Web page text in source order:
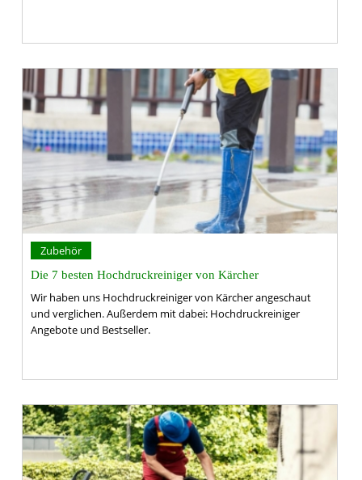
Zubehör
Die 7 besten Hochdruckreiniger von Kärcher
Wir haben uns Hochdruckreiniger von Kärcher angeschaut
und verglichen. Außerdem mit dabei: Hochdruckreiniger
Angebote und Bestseller.